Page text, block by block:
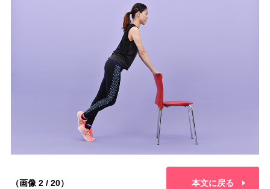
（画像 2 / 20） 本文に戻る